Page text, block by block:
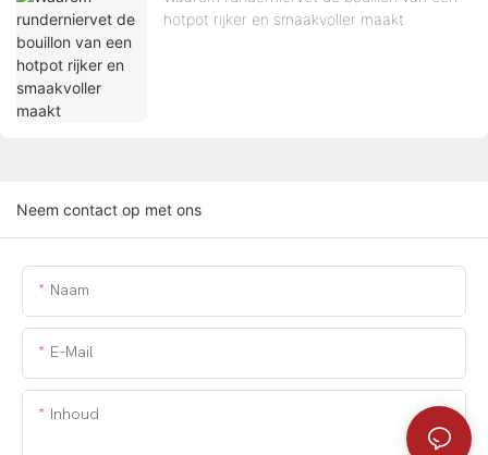
hotpot rijker en smaakvoller maakt
Neem contact op met ons
Naam
E-Mail
Inhoud